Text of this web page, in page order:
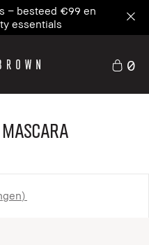
– besteed €99 en
essentials
0
Mascara